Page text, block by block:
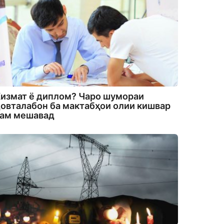
ё диплом? Чаро шумораи
ба мактабҳои олии кишвар
мешавад